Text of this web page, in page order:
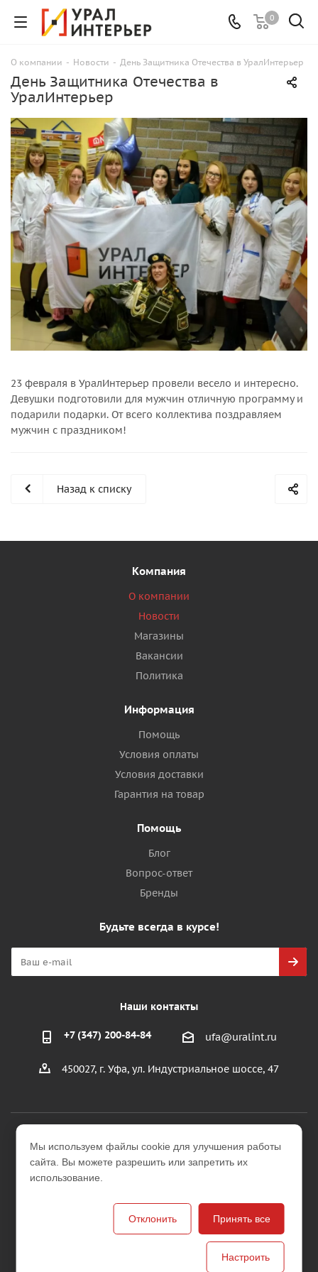
0
О компании - Новости - День Защитника Отечества в УралИнтерьер
День Защитника Отечества в
УралИнтерьер
23 февраля в УралИнтерьер провели весело и интересно.
Девушки подготовили для мужчин отличную программу и
подарили подарки. От всего коллектива поздравляем
мужчин с праздником!
Назад к списку
Компания
О компании
Новости
Магазины
Вакансии
Политика
Информация
Помощь
Условия оплаты
Условия доставки
Гарантия на товар
Помощь
Блог
Вопрос-ответ
Бренды
Будьте всегда в курсе!
Наши контакты
+7 (347) 200-84-84 ufa@uralint.ru
450027, г. Уфа, ул. Индустриальное шоссе, 47
2026 © ООО "УралИнтерьер"
Интернет-магазин строительных и отделочных
Версия для печати
Мы используем файлы cookie для улучшения работы
сайта. Вы можете разрешить или запретить их
использование.
Отклонить Принять все
Настроить